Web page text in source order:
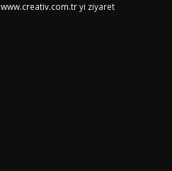
www.creativ.com.tryi ziyaret